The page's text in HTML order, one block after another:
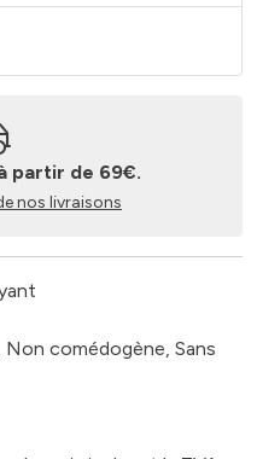
partir de 69€.
nos livraisons
Non comédogène, Sans